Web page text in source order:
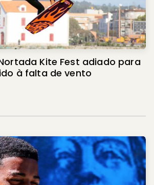
Kite Fest adiado para
à falta de vento